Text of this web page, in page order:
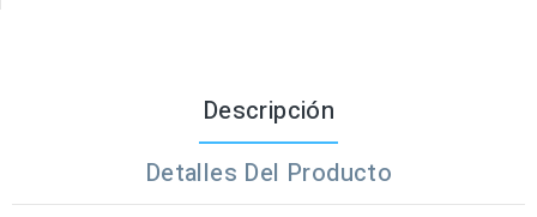
Descripción
Detalles Del Producto